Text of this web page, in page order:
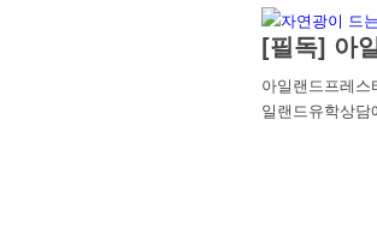
[필독] 아
아일랜드프레
일랜드유학상